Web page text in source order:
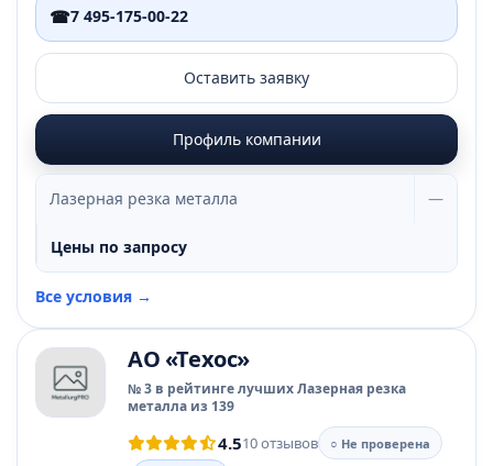
☎7 495-175-00-22
Оставить заявку
Профиль компании
Лазерная резка металла —
Цены по запросу
Все условия →
АО «Техос»
№ 3 в рейтинге лучших Лазерная резка
металла из 139
4.510 отзывов
○ Не проверена